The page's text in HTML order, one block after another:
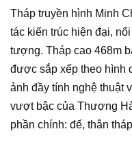
Tháp truyền hình Minh
tác kiến trúc hiện đại,
tượng. Tháp cao 468m
được sắp xếp theo hình
ảnh đầy tính nghệ thuật
vượt bậc của Thượng
phần chính: đế, thân